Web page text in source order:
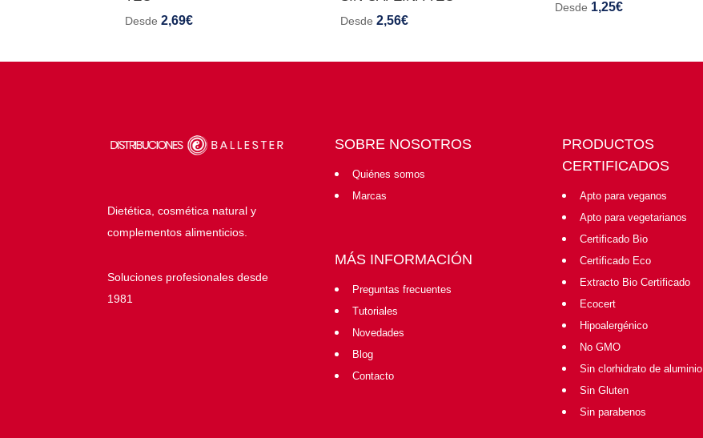
Desde 2,69€ Desde 2,56€
Desde 1,25€
Dietética, cosmética natural y
complementos alimenticios.
Soluciones profesionales desde
1981
SOBRE NOSOTROS
Quiénes somos
Marcas
MÁS INFORMACIÓN
Preguntas frecuentes
Tutoriales
Novedades
Blog
Contacto
PRODUCTOS
CERTIFICADOS
Apto para veganos
Apto para vegetarianos
Certificado Bio
Certificado Eco
Extracto Bio Certificado
Ecocert
Hipoalergénico
No GMO
Sin clorhidrato de aluminio
Sin Gluten
Sin parabenos